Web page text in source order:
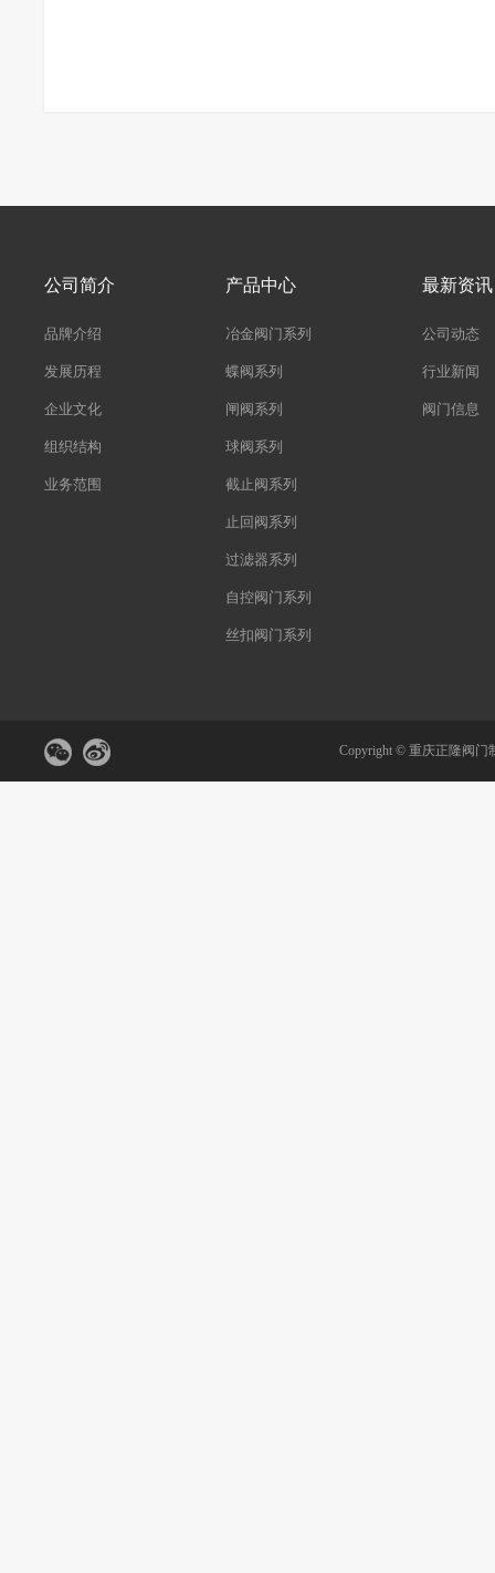
公司简介
品牌介绍
发展历程
企业文化
组织结构
业务范围
产品中心
冶金阀门系列
蝶阀系列
闸阀系列
球阀系列
截止阀系列
止回阀系列
过滤器系列
自控阀门系列
丝扣阀门系列
最新资讯
公司动态
行业新闻
阀门信息
Copyright © 重庆正隆阀门